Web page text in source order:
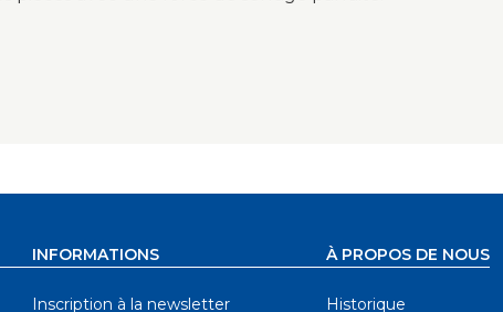
INFORMATIONS
Inscription à la newsletter
À PROPOS DE NOUS
Historique